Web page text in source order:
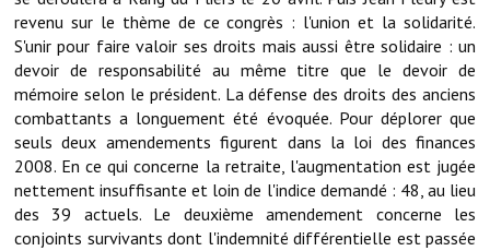
Elus et agents
L'équipe municipale
Le personnel municipal
Les moyens financiers
Note de synthèse financière
Rapport d'orientation budgétaire
revenu sur le thème de ce congrès : l'union et la solidarité.
S'unir pour faire valoir ses droits mais aussi être solidaire : un
devoir de responsabilité au même titre que le devoir de
mémoire selon le président. La défense des droits des anciens
combattants a longuement été évoquée. Pour déplorer que
seuls deux amendements figurent dans la loi des finances
2008. En ce qui concerne la retraite, l'augmentation est jugée
nettement insuffisante et loin de l'indice demandé : 48, au lieu
des 39 actuels. Le deuxième amendement concerne les
conjoints survivants dont l'indemnité différentielle est passée